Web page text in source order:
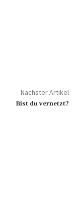
Nächster Artikel
Bist du vernetzt?